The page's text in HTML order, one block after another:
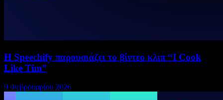
Η Speechify παρουσιάζει το βίντεο κλιπ “I Cook
Like Tim”
9 Φεβρουαρίου 2026